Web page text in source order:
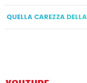
QUELLA CAREZZA